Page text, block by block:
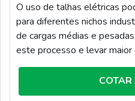
O uso de talhas elétricas
para diferentes nichos
de cargas médias e
este processo e levar maior
contratantes. Para que
este equipamento deve ser
Moitão; Cabos de aço;